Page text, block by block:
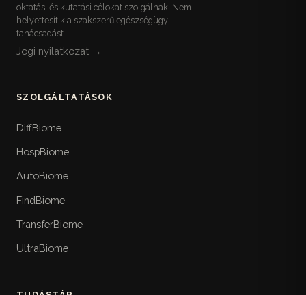
oktatási és kutatási célokat szolgálnak. Nem
helyettesítik a szakszerű egészségügyi
tanácsadást.
Jogi nyilatkozat →
SZOLGÁLTATÁSOK
DiffBiome
HospBiome
AutoBiome
FindBiome
TransferBiome
UltraBiome